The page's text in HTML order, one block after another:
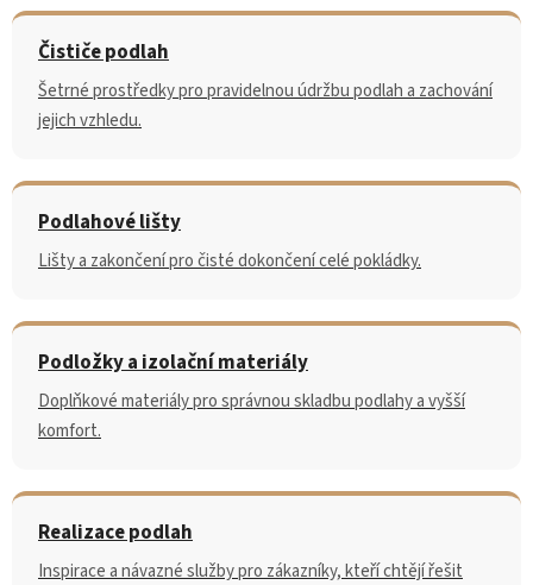
Čističe podlah
Šetrné prostředky pro pravidelnou údržbu podlah a zachování
jejich vzhledu.
Podlahové lišty
Lišty a zakončení pro čisté dokončení celé pokládky.
Podložky a izolační materiály
Doplňkové materiály pro správnou skladbu podlahy a vyšší
komfort.
Realizace podlah
Inspirace a návazné služby pro zákazníky, kteří chtějí řešit